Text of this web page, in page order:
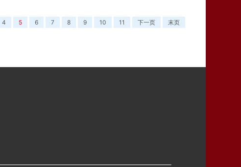
4 5 6 7 8 9 10 11 下一页 末页